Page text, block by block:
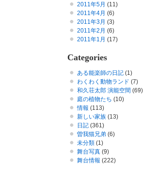
2011年5月 (11)
2011年4月 (6)
2011年3月 (3)
2011年2月 (6)
2011年1月 (17)
Categories
ある能楽師の日記 (1)
わくわく動物ランド (7)
和久荘太郎 演能空間 (69)
庭の植物たち (10)
情報 (113)
新しい家族 (13)
日記 (361)
曽我猫兄弟 (6)
未分類 (1)
舞台写真 (9)
舞台情報 (222)